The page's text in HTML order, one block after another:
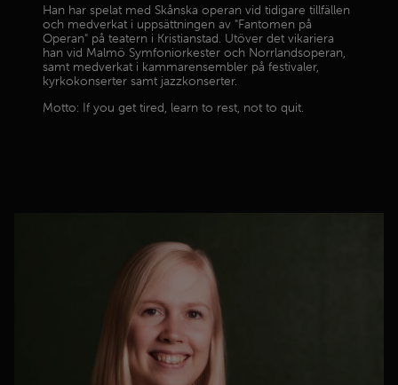
Han har spelat med Skånska operan vid tidigare tillfällen
och medverkat i uppsättningen av "Fantomen på
Operan" på teatern i Kristianstad. Utöver det vikariera
han vid Malmö Symfoniorkester och Norrlandsoperan,
samt medverkat i kammarensembler på festivaler,
kyrkokonserter samt jazzkonserter.
Motto: If you get tired, learn to rest, not to quit.